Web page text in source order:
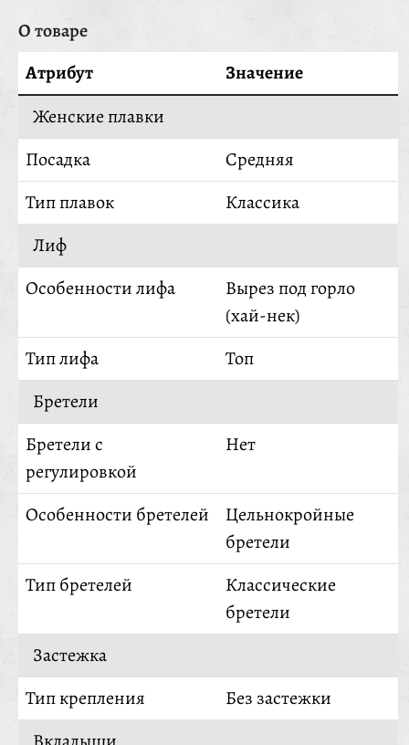
О товаре
Атрибут
Значение
Женские плавки
Посадка
Средняя
Тип плавок
Классика
Лиф
Особенности лифа
Вырез под горло
(хай-нек)
Тип лифа
Топ
Бретели
Бретели с
регулировкой
Нет
Особенности бретелей
Цельнокройные
бретели
Тип бретелей
Классические
бретели
Застежка
Тип крепления
Без застежки